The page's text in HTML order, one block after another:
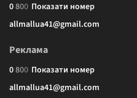
0800 Показати номер
allmallua41@gmail.com
Реклама
0800 Показати номер
allmallua41@gmail.com